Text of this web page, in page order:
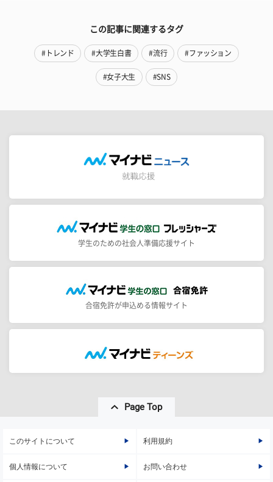
この記事に関連するタグ
#トレンド #大学生白書 #流行 #ファッション
#女子大生 #SNS
学生のための社会人準備応援サイト
合宿免許が申込める情報サイト
Page Top
このサイトについて 利用規約
個人情報について お問い合わせ